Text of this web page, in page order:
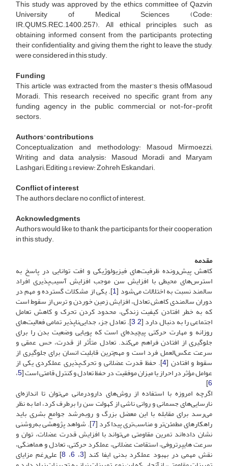
This study was approved by the ethics committee of Qazvin
University of Medical Sciences (Code:
IR.QUMS.REC.1400.257). All ethical principles, such as
obtaining informed consent from the participants, protecting
their confidentiality, and giving them the right to leave the study,
were considered in this study.
Funding
This article was extracted from the master’s thesis ofMasoud
Moradi. This research received no specific grant from any
funding agency in the public, commercial, or not-for-profit
sectors.
Authors' contributions
Conceptualization and methodology: Masoud Mirmoezzi;
Writing and data analysis: Masoud Moradi and Maryam
Lashgari; Editing & review: Zohreh Eskandari.
Conflict of interest
The authors declare no conflict of interest.
Acknowledgments
Authors would like to thank the participants for their cooperation
in this study.
مقدمه
کاهش پیش‌رونده ظرفیت‌های فیزیولوژیکی و افت توانایی در پاسخ به
استرس‌های محیطی با افزایش سن موجب افزایش آسیب‌پذیری افراد
سالمند نسبت به اختلالات می‌شود [1]. یکی از مشکلات گسترده و مهم در
دوران سالمندی کاهش تعادل، افزایش زمین خوردن و ترس از سقوط است
که به خطر افتادن کیفیت زندگی، محدود کردن تحرک و کاهش تعامل
اجتماعی را به دنبال دارد [2
,
3]. تعادل جزء جدایی‌ناپذیر تمامی فعالیت‌های
روزانه و مهارت حرکتی پیچیده‌ای است که پویایی وضعیت بدن را برای
جلوگیری از افتادن فراهم می‌کند. تعادل متأثر از قدرت، حس عمقی و
سرعت عکس‌العمل فرد است و مهم‌ترین قابلیت انسان برای جلوگیری از
سقوط و افتادن [4]. حفظ قدرت عضلانی و تحرک‌پذیری عملکردی یکی از
عوامل مؤثر در احراز یا میزان موفقیت در حفظ تعادل و کنترل قامتی است [5،
6
]
اگرچه امروزه با استفاده از روش‌های دارودرمانی می‌توان تا اندازه‌ای
نارسایی‌های جسمانی و روانی ناشی از کهولت سن را برطرف کرد، اما به نظر
می‌رسد برای مقابله با این معضل بزرگ و رو‌به‌رشد جوامع بشری باید
راهکارهای مطمئن‌تر و مناسب‌تری پیدا کرد [7]. شواهد پژوهشی به‌روشنی
نشان داده‌اند تمرین مقاومتی می‌تواند با افزایش قدرت عضلات، توان و
سرعت هایپرتروفی، استقامت عضلانی، عملکرد حرکتی، تعادل و هماهنگی،
نقش مهمی در بهبود عملکرد بدنی ایفا کند [3، 6، 8] علی‌رغم مزایای